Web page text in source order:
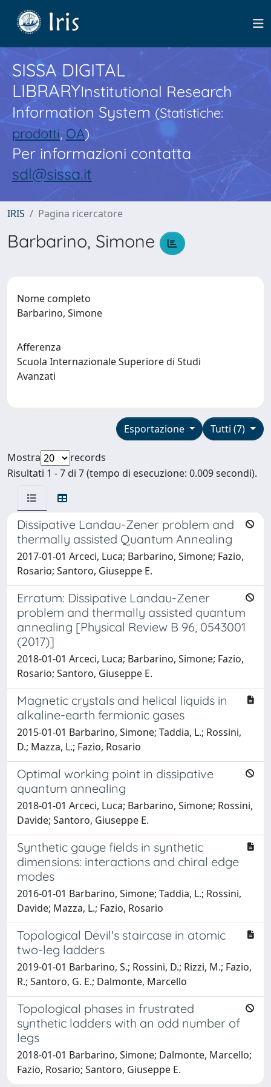
SISSA DIGITAL
LIBRARYInstitutional Research
Information System(Statistiche:
prodotti,OA)
Per informazioni contatta
sdl@sissa.it
IRIS Pagina ricercatore
Barbarino, Simone
Nome completo
Barbarino, Simone
Afferenza
Scuola Internazionale Superiore di Studi
Avanzati
Tutti (7)
Esportazione
Mostra
records
Risultati 1 - 7 di 7 (tempo di esecuzione: 0.009 secondi).
Dissipative Landau-Zener problem and
thermally assisted Quantum Annealing
2017-01-01 Arceci, Luca; Barbarino, Simone; Fazio,
Rosario; Santoro, Giuseppe E.
Erratum: Dissipative Landau-Zener
problem and thermally assisted quantum
annealing [Physical Review B 96, 0543001
(2017)]
2018-01-01 Arceci, Luca; Barbarino, Simone; Fazio,
Rosario; Santoro, Giuseppe E.
Magnetic crystals and helical liquids in
alkaline-earth fermionic gases
2015-01-01 Barbarino, Simone; Taddia, L.; Rossini,
D.; Mazza, L.; Fazio, Rosario
Optimal working point in dissipative
quantum annealing
2018-01-01 Arceci, Luca; Barbarino, Simone; Rossini,
Davide; Santoro, Giuseppe E.
Synthetic gauge fields in synthetic
dimensions: interactions and chiral edge
modes
2016-01-01 Barbarino, Simone; Taddia, L.; Rossini,
Davide; Mazza, L.; Fazio, Rosario
Topological Devil's staircase in atomic
two-leg ladders
2019-01-01 Barbarino, S.; Rossini, D.; Rizzi, M.; Fazio,
R.; Santoro, G. E.; Dalmonte, Marcello
Topological phases in frustrated
synthetic ladders with an odd number of
legs
2018-01-01 Barbarino, Simone; Dalmonte, Marcello;
Fazio, Rosario; Santoro, Giuseppe E.